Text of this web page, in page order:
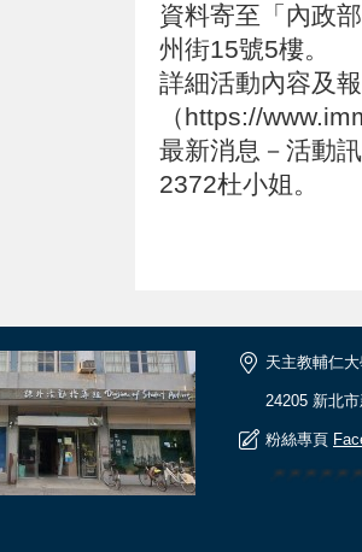
資料寄至「內政
州街15號5樓。
詳細活動內容及
（https://
最新消息－活動
2372杜小姐。
天主教輔仁
24205 新北
粉絲專頁